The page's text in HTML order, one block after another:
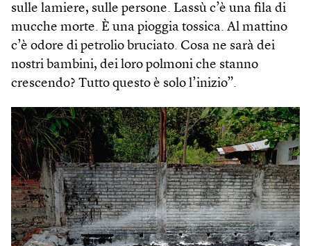
sulle lamiere, sulle persone. Lassù c’è una fila di
mucche morte. È una pioggia tossica. Al mattino
c’è odore di petrolio bruciato. Cosa ne sarà dei
nostri bambini, dei loro polmoni che stanno
crescendo? Tutto questo è solo l’inizio”.